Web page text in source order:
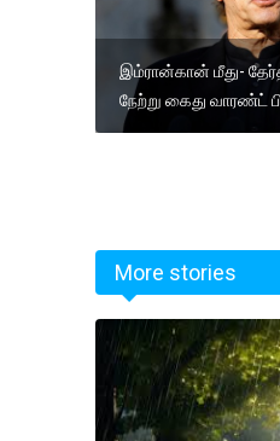
இம்ரான்கான் மீது-
நேற்று கைது வாரண்ட்
More stories